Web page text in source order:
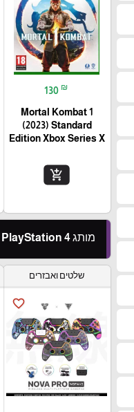
130 ₪
Mortal Kombat 1
(2023) Standard
Edition Xbox Series X
add_shopping_cart
מותג PlayStation 4
שלטים ואבזרים
favorite_border